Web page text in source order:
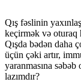
Qış fəslinin
keçirmək və oturaq
Qışda bədən daha
üçün çəki artır,
yaranmasına
lazımdır?